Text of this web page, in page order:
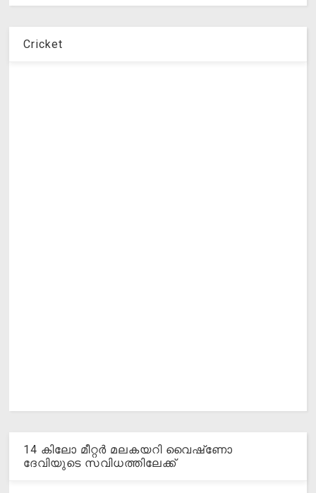
Cricket
14 കിലോ മീറ്റര്‍ മലകയറി വൈഷ്‌ണോ
ദേവിയുടെ സവിധത്തിലേക്ക്